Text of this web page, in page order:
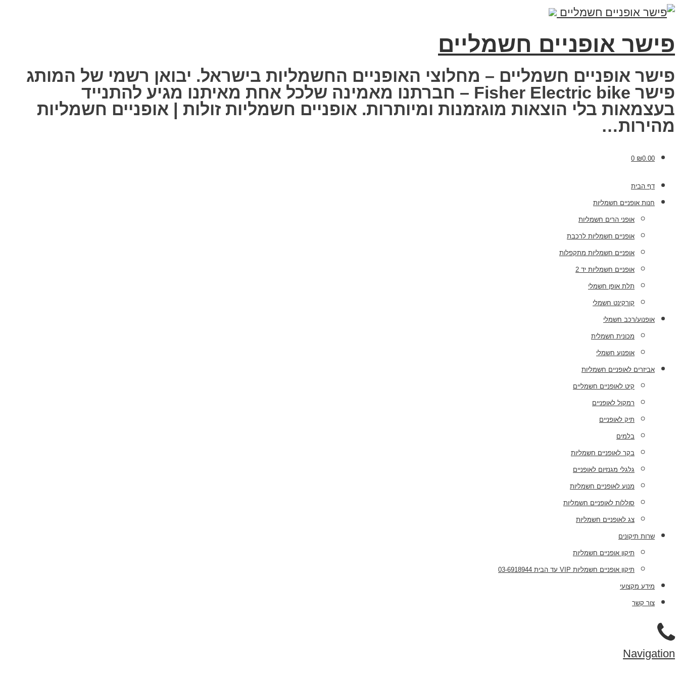
פישר אופניים חשמליים
פישר אופניים חשמליים – מחלוצי האופניים החשמליות בישראל. יבואן רשמי של המותג
פישר Fisher Electric bike – חברתנו מאמינה שלכל אחת מאיתנו מגיע להתנייד
בעצמאות בלי הוצאות מוגזמנות ומיותרות. אופניים חשמליות זולות | אופניים חשמליות
מהירות…
₪0.00
0
דף הבית
חנות אופניים חשמליות
אופני הרים חשמליות
אופניים חשמליות לרכבת
אופניים חשמליות מתקפלות
אופניים חשמליות יד 2
תלת אופן חשמלי
קורקינט חשמלי
אופנוע/רכב חשמלי
מכונית חשמלית
אופנוע חשמלי
אביזרים לאופניים חשמליות
קיט לאופניים חשמליים
רמקול לאופניים
תיק לאופניים
בלמים
בקר לאופניים חשמליות
גלגלי מגנזיום לאופניים
מנוע לאופניים חשמליות
סוללות לאופניים חשמליות
צג לאופניים חשמליות
שרות תיקונים
תיקון אופניים חשמליות
תיקון אופניים חשמליות VIP עד הבית 03-6918944
מידע מקצועי
צור קשר
Navigation